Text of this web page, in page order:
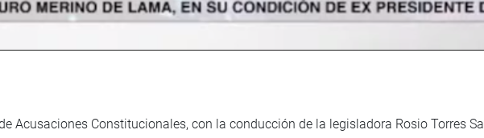
Acusaciones Constitucionales, con la conducción de la legisladora Rosio Torres